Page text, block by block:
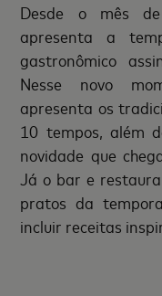
Desde o mês
apresenta a
gastronômico
Nesse novo
apresenta os
10 tempos, além
novidade que
Já o bar e
pratos da
incluir receitas